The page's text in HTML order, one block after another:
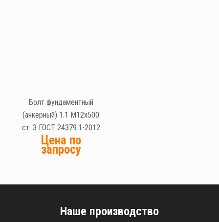
Болт фундаментный
(анкерный) 1.1 М12х500
ст. 3 ГОСТ 24379.1-2012
Цена по
запросу
Наше производство